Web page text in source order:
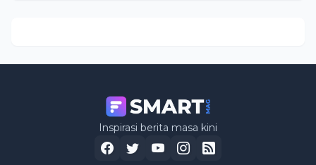
Inspirasi berita masa kini